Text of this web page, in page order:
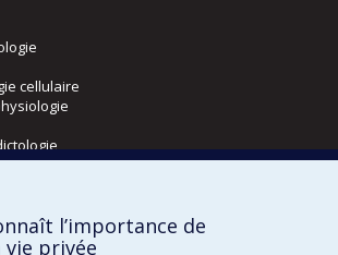
cellulaire
et médecine nucléaire
l’importance de
privée